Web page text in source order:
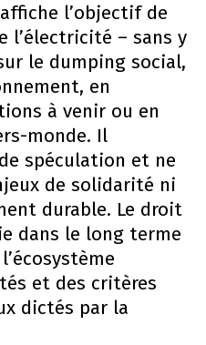
l’objectif de
l’électricité – sans y
le dumping social,
en
à venir ou en
monde. Il
spéculation et ne
de solidarité ni
durable. Le droit
dans le long terme
et des critères
dictés par la